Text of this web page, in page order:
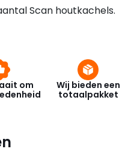
Scan houtkachels.
om
Wij bieden een
totaalpakket